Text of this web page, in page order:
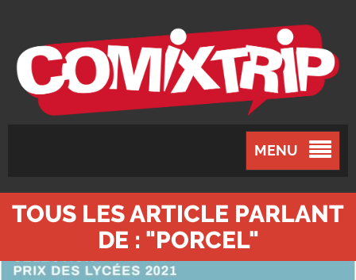
MENU
TOUS LES ARTICLE PARLANT
DE : "PORCEL"